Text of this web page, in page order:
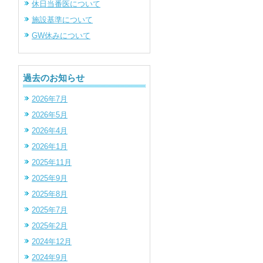
休日当番医について
施設基準について
GW休みについて
過去のお知らせ
2026年7月
2026年5月
2026年4月
2026年1月
2025年11月
2025年9月
2025年8月
2025年7月
2025年2月
2024年12月
2024年9月